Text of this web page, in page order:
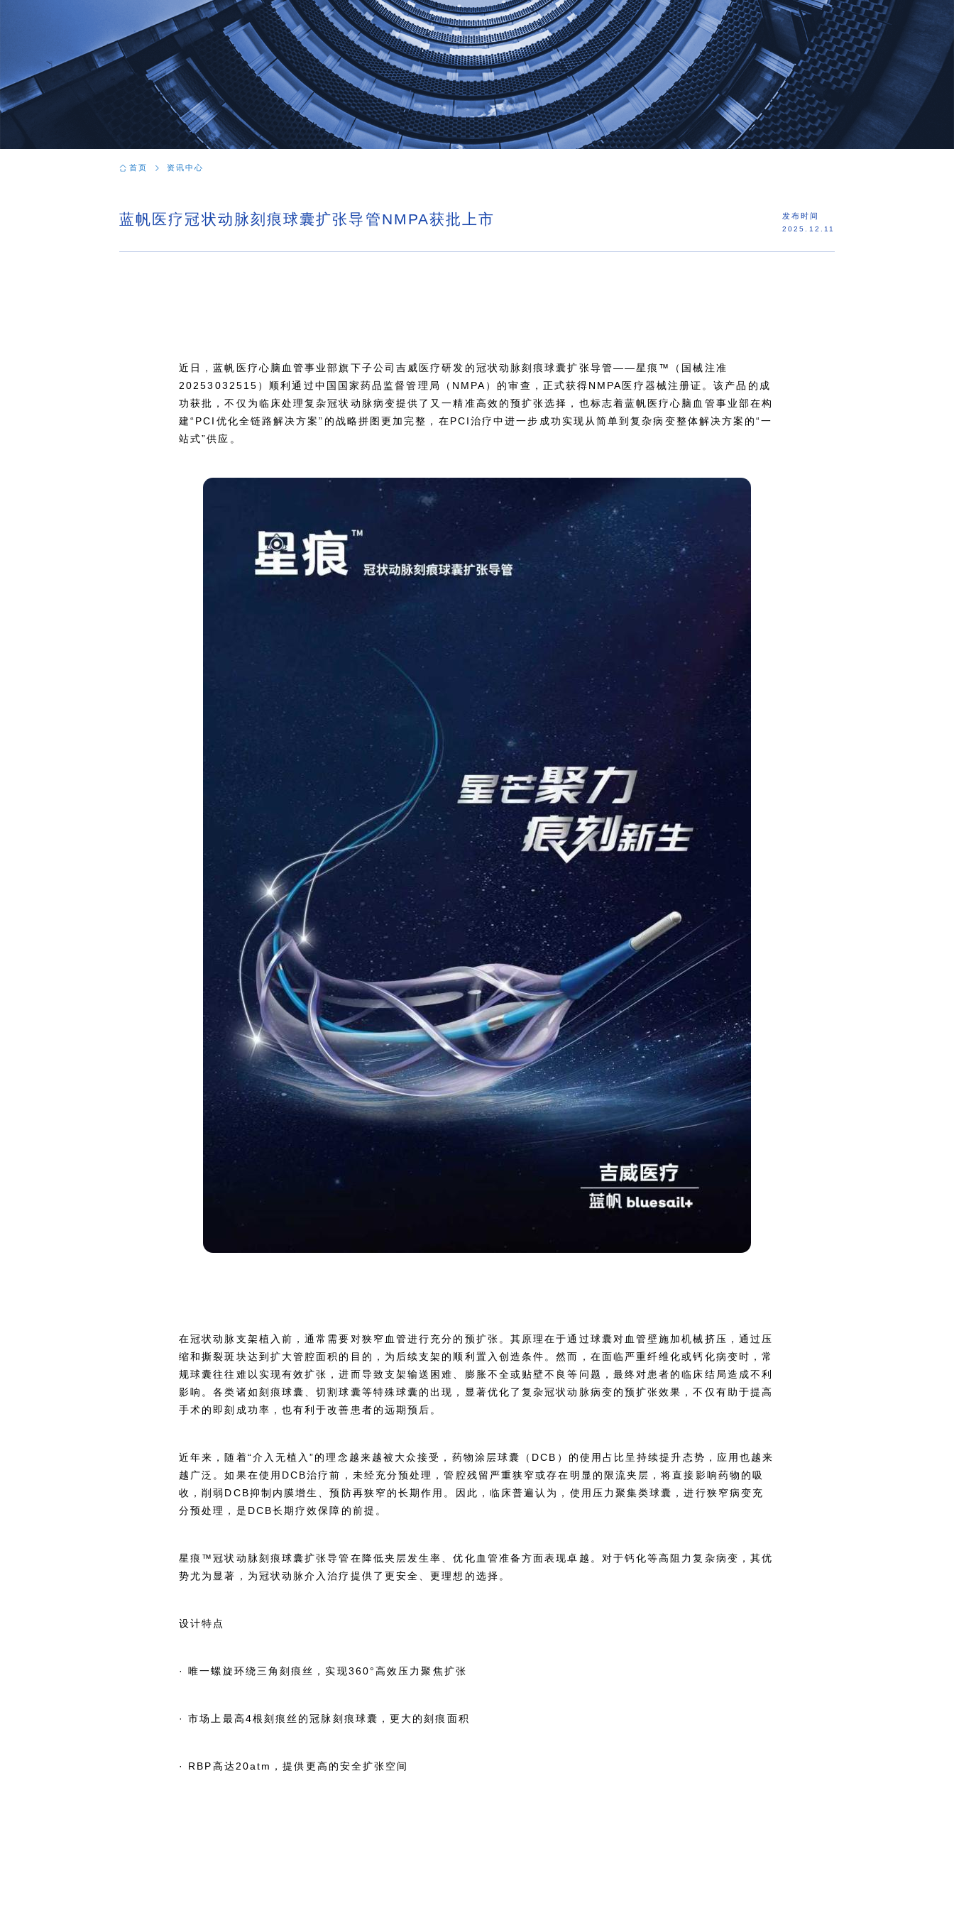
首页 资讯中心
蓝帆医疗冠状动脉刻痕球囊扩张导管NMPA获批上市 发布时间
2025.12.11
近日，蓝帆医疗心脑血管事业部旗下子公司吉威医疗研发的冠状动脉刻痕球囊扩张导管——星痕™（国械注准
20253032515）顺利通过中国国家药品监督管理局（NMPA）的审查，正式获得NMPA医疗器械注册证。该产品的成
功获批，不仅为临床处理复杂冠状动脉病变提供了又一精准高效的预扩张选择，也标志着蓝帆医疗心脑血管事业部在构
建“PCI优化全链路解决方案”的战略拼图更加完整，在PCI治疗中进一步成功实现从简单到复杂病变整体解决方案的“一
站式”供应。
在冠状动脉支架植入前，通常需要对狭窄血管进行充分的预扩张。其原理在于通过球囊对血管壁施加机械挤压，通过压
缩和撕裂斑块达到扩大管腔面积的目的，为后续支架的顺利置入创造条件。然而，在面临严重纤维化或钙化病变时，常
规球囊往往难以实现有效扩张，进而导致支架输送困难、膨胀不全或贴壁不良等问题，最终对患者的临床结局造成不利
影响。各类诸如刻痕球囊、切割球囊等特殊球囊的出现，显著优化了复杂冠状动脉病变的预扩张效果，不仅有助于提高
手术的即刻成功率，也有利于改善患者的远期预后。
近年来，随着“介入无植入”的理念越来越被大众接受，药物涂层球囊（DCB）的使用占比呈持续提升态势，应用也越来
越广泛。如果在使用DCB治疗前，未经充分预处理，管腔残留严重狭窄或存在明显的限流夹层，将直接影响药物的吸
收，削弱DCB抑制内膜增生、预防再狭窄的长期作用。因此，临床普遍认为，使用压力聚集类球囊，进行狭窄病变充
分预处理，是DCB长期疗效保障的前提。
星痕™冠状动脉刻痕球囊扩张导管在降低夹层发生率、优化血管准备方面表现卓越。对于钙化等高阻力复杂病变，其优
势尤为显著，为冠状动脉介入治疗提供了更安全、更理想的选择。
设计特点
· 唯一螺旋环绕三角刻痕丝，实现360°高效压力聚焦扩张
· 市场上最高4根刻痕丝的冠脉刻痕球囊，更大的刻痕面积
· RBP高达20atm，提供更高的安全扩张空间